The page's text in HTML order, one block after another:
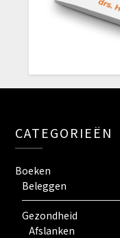
CATEGORIEËN
Boeken
Beleggen
Gezondheid
Afslanken